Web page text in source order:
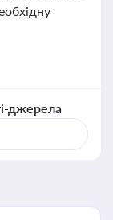
джерела